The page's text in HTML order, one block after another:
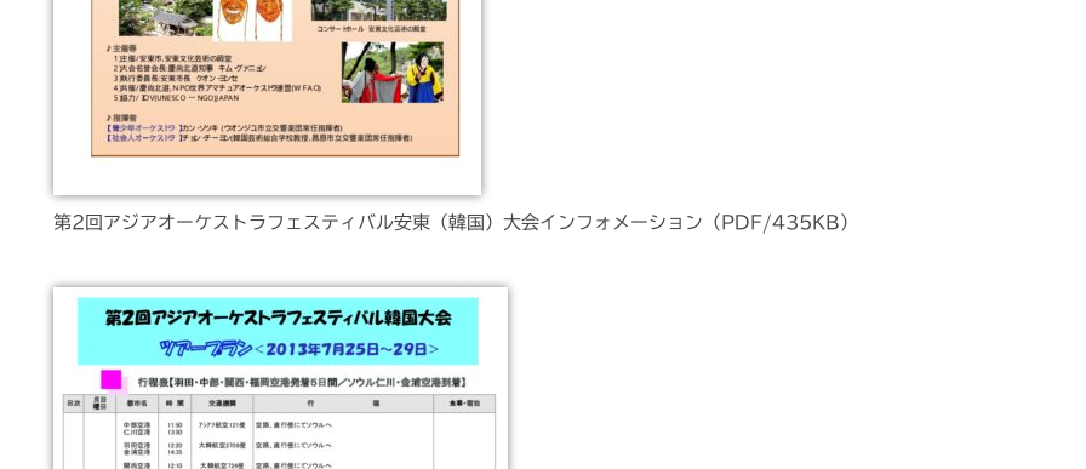
第2回アジアオーケストラフェスティバル安東（韓国）大会インフォメーション（PDF/435KB）